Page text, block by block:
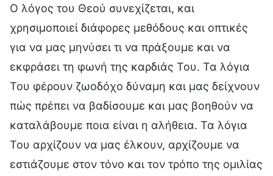
Ο λόγος του Θεού συνεχίζεται, και
χρησιμοποιεί διάφορες μεθόδους και οπτικές
για να μας μηνύσει τι να πράξουμε και να
εκφράσει τη φωνή της καρδιάς Του. Τα λόγια
Του φέρουν ζωοδόχο δύναμη και μας δείχνουν
πώς πρέπει να βαδίσουμε και μας βοηθούν να
καταλάβουμε ποια είναι η αλήθεια. Τα λόγια
Του αρχίζουν να μας έλκουν, αρχίζουμε να
εστιάζουμε στον τόνο και τον τρόπο της ομιλίας